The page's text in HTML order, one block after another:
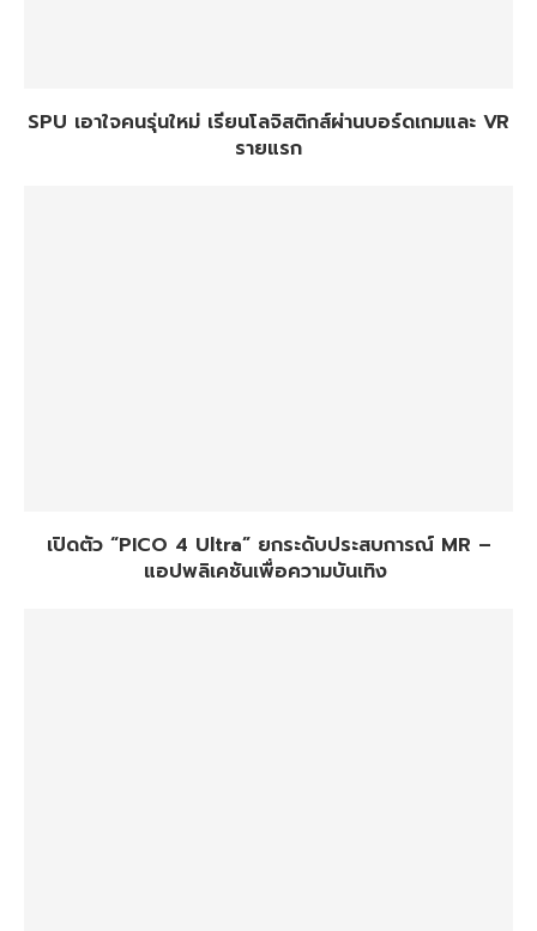
SPU เอาใจคนรุ่นใหม่ เรียนโลจิสติกส์ผ่านบอร์ดเกมและ VR
รายแรก
เปิดตัว “PICO 4 Ultra” ยกระดับประสบการณ์ MR –
แอปพลิเคชันเพื่อความบันเทิง